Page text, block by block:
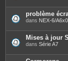
problème
dans NEX-6/
Mises à jour
dans Série A7